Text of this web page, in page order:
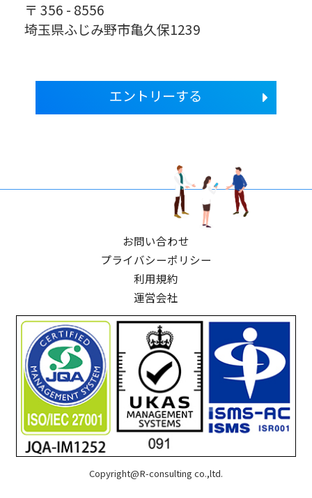
〒 356 - 8556
埼玉県ふじみ野市亀久保1239
エントリーする
お問い合わせ
プライバシーポリシー
利用規約
運営会社
Copyright@R-consulting co.,ltd.